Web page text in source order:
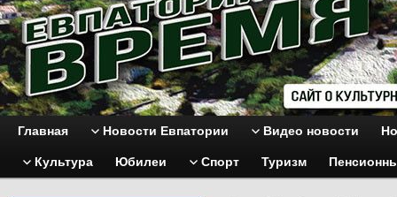
Главная Новости Евпатории Видео новости
Культура Юбилеи Спорт Туризм